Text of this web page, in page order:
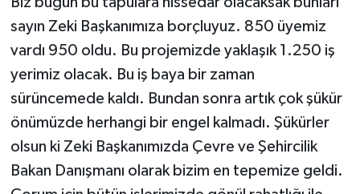
sayın Zeki Başkanımıza borçluyuz. 850 üyemiz
vardı 950 oldu. Bu projemizde yaklaşık 1.250 iş
yerimiz olacak. Bu iş baya bir zaman
sürüncemede kaldı. Bundan sonra artık çok şükür
önümüzde herhangi bir engel kalmadı. Şükürler
olsun ki Zeki Başkanımızda Çevre ve Şehircilik
Bakan Danışmanı olarak bizim en tepemize geldi.